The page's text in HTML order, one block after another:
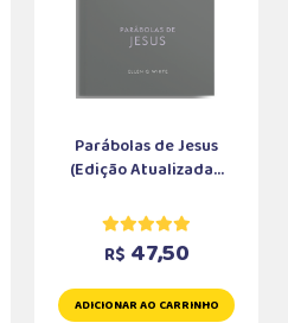
Parábolas de Jesus
(Edição Atualizada...
R$ 47,50
ADICIONAR AO CARRINHO